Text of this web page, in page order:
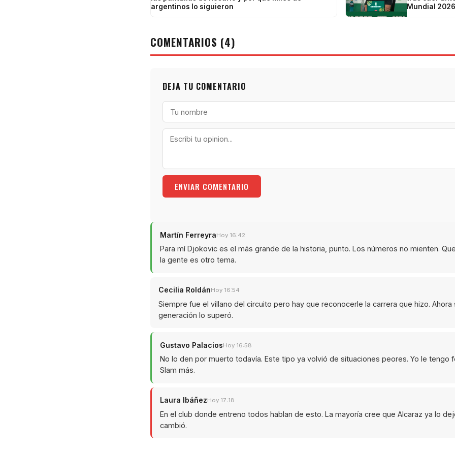
argentinos lo siguieron
Mundial 2026
COMENTARIOS (4)
DEJA TU COMENTARIO
ENVIAR COMENTARIO
Martín FerreyraHoy 16:42
Para mí Djokovic es el más grande de la historia, punto. Los números no mienten.
la gente es otro tema.
Cecilia RoldánHoy 16:54
Siempre fue el villano del circuito pero hay que reconocerle la carrera que hizo. Ahora
generación lo superó.
Gustavo PalaciosHoy 16:58
No lo den por muerto todavía. Este tipo ya volvió de situaciones peores. Yo le tengo
Slam más.
Laura IbáñezHoy 17:18
En el club donde entreno todos hablan de esto. La mayoría cree que Alcaraz ya lo
cambió.